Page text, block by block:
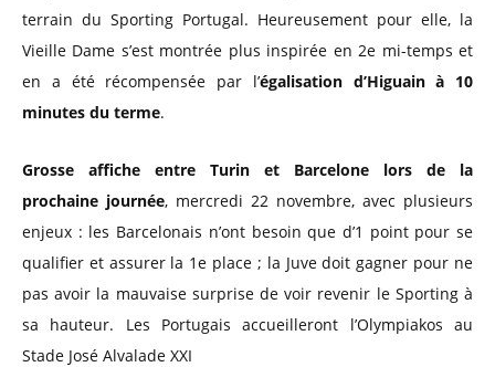
terrain du Sporting Portugal. Heureusement pour elle, la
Vieille Dame s’est montrée plus inspirée en 2e mi-temps et
en a été récompensée par l’égalisation d’Higuain à 10
minutes du terme.
Grosse affiche entre Turin et Barcelone lors de la
prochaine journée, mercredi 22 novembre, avec plusieurs
enjeux : les Barcelonais n’ont besoin que d’1 point pour se
qualifier et assurer la 1e place ; la Juve doit gagner pour ne
pas avoir la mauvaise surprise de voir revenir le Sporting à
sa hauteur. Les Portugais accueilleront l’Olympiakos au
Stade José Alvalade XXI